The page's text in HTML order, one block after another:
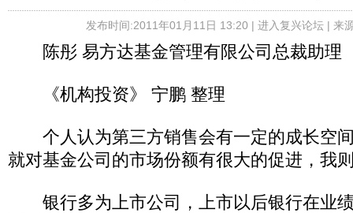
发布时间:2011年01月11日 13:20 | 进入复兴论坛| 来
陈彤 易方达基金管理有限公司总裁助理
《机构投资》 宁鹏 整理
个人认为第三方销售会有一定的成长空
就对基金公司的市场份额有很大的促进，我
银行多为上市公司，上市以后银行在业